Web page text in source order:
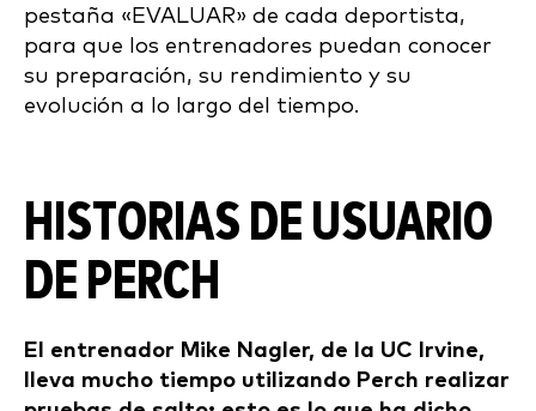
pestaña «EVALUAR» de cada deportista,
para que los entrenadores puedan conocer
su preparación, su rendimiento y su
evolución a lo largo del tiempo.
HISTORIAS DE USUARIO
DE PERCH
El entrenador Mike Nagler, de la UC Irvine,
lleva mucho tiempo utilizando Perch realizar